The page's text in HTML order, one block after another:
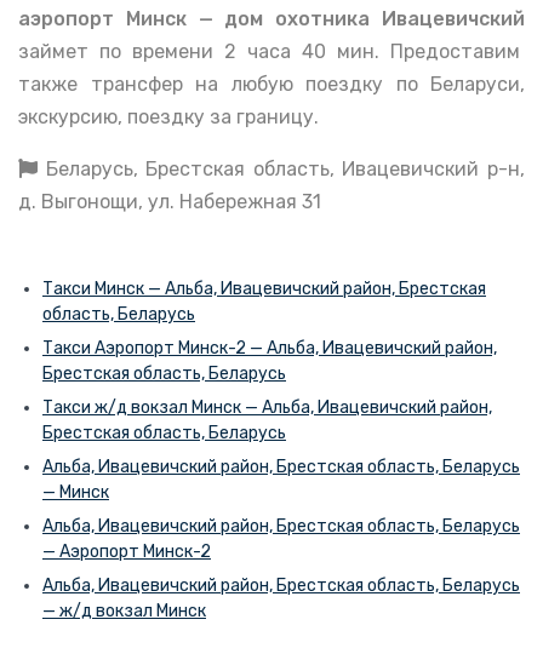
аэропорт
Минск — дом охотника Ивацевичский
займет по времени 2 часа 40 мин. Предоставим
также трансфер на любую поездку по Беларуси,
экскурсию, поездку за границу.
Беларусь, Брестская область, Ивацевичский р-н,
д. Выгонощи, ул. Набережная 31
Такси Минск — Альба, Ивацевичский район, Брестская
область, Беларусь
Такси Аэропорт Минск-2 — Альба, Ивацевичский район,
Брестская область, Беларусь
Такси ж/д вокзал Минск — Альба, Ивацевичский район,
Брестская область, Беларусь
Альба, Ивацевичский район, Брестская область, Беларусь
— Минск
Альба, Ивацевичский район, Брестская область, Беларусь
— Аэропорт Минск-2
Альба, Ивацевичский район, Брестская область, Беларусь
— ж/д вокзал Минск